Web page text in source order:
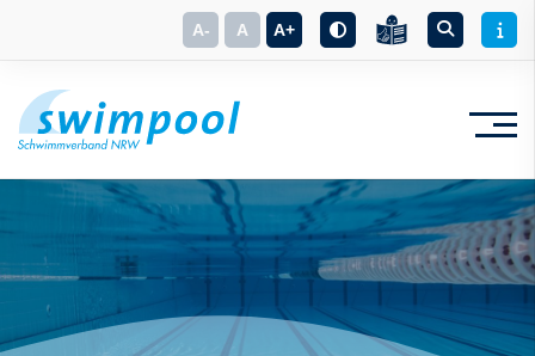
A- A A+
Suchbegriff eingeben